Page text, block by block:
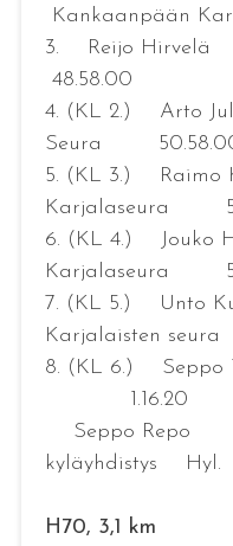
Kankaanpään
3. Reijo
48.58.00
4. (KL 2.) Arto
Seura
5. (KL 3.) Raimo
Karjalaseura
6. (KL 4.)
Karjalaseura
7. (KL 5.) Unto
Karjalaisten
8. (KL 6.)
1.16.20
Seppo Repo
kyläyhdistys Hyl.
H70, 3,1 km